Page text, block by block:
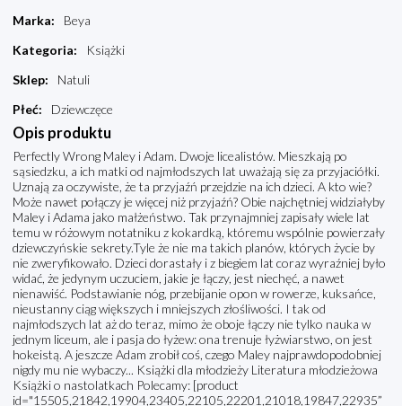
Marka:
Beya
Kategoria:
Książki
Sklep:
Natuli
Płeć: Dziewczęce
Opis produktu
Perfectly Wrong Maley i Adam. Dwoje licealistów. Mieszkają po
sąsiedzku, a ich matki od najmłodszych lat uważają się za przyjaciółki.
Uznają za oczywiste, że ta przyjaźń przejdzie na ich dzieci. A kto wie?
Może nawet połączy je więcej niż przyjaźń? Obie najchętniej widziałyby
Maley i Adama jako małżeństwo. Tak przynajmniej zapisały wiele lat
temu w różowym notatniku z kokardką, któremu wspólnie powierzały
dziewczyńskie sekrety.Tyle że nie ma takich planów, których życie by
nie zweryfikowało. Dzieci dorastały i z biegiem lat coraz wyraźniej było
widać, że jedynym uczuciem, jakie je łączy, jest niechęć, a nawet
nienawiść. Podstawianie nóg, przebijanie opon w rowerze, kuksańce,
nieustanny ciąg większych i mniejszych złośliwości. I tak od
najmłodszych lat aż do teraz, mimo że oboje łączy nie tylko nauka w
jednym liceum, ale i pasja do łyżew: ona trenuje łyżwiarstwo, on jest
hokeistą. A jeszcze Adam zrobił coś, czego Maley najprawdopodobniej
nigdy mu nie wybaczy... Książki dla młodzieży Literatura młodzieżowa
Książki o nastolatkach Polecamy: [product
id="15505,21842,19904,23405,22105,22201,21018,19847,22935”